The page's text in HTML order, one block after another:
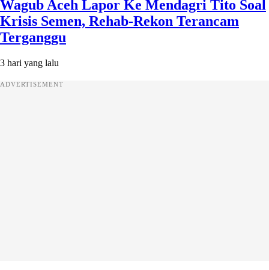
Wagub Aceh Lapor Ke Mendagri Tito Soal
Krisis Semen, Rehab-Rekon Terancam
Terganggu
3 hari yang lalu
ADVERTISEMENT